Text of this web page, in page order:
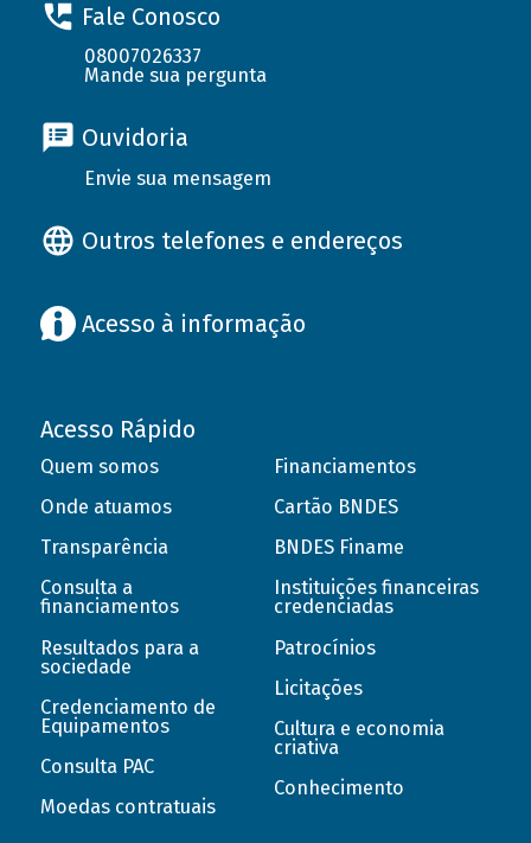
Fale Conosco
08007026337
Mande sua pergunta
Ouvidoria
Envie sua mensagem
Outros telefones e endereços
Acesso à informação
Acesso Rápido
Quem somos
Onde atuamos
Transparência
Consulta a
financiamentos
Resultados para a
sociedade
Credenciamento de
Equipamentos
Consulta PAC
Moedas contratuais
Financiamentos
Cartão BNDES
BNDES Finame
Instituições financeiras
credenciadas
Patrocínios
Licitações
Cultura e economia
criativa
Conhecimento